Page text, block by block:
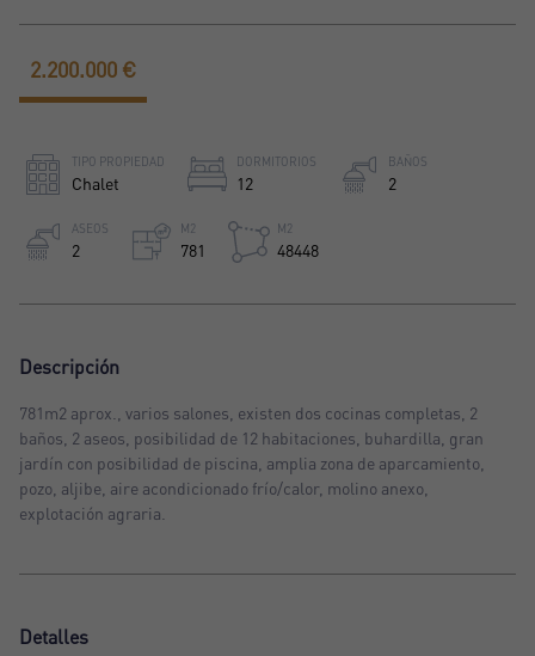
TIPO PROPIEDAD
Chalet
DORMITORIOS
12
BAÑOS
2
ASEOS
2
M2
781
M2
48448
2.200.000 €
Descripción
781m2 aprox., varios salones, existen dos cocinas completas, 2
baños, 2 aseos, posibilidad de 12 habitaciones, buhardilla, gran
jardín con posibilidad de piscina, amplia zona de aparcamiento,
pozo, aljibe, aire acondicionado frío/calor, molino anexo,
explotación agraria.
Detalles